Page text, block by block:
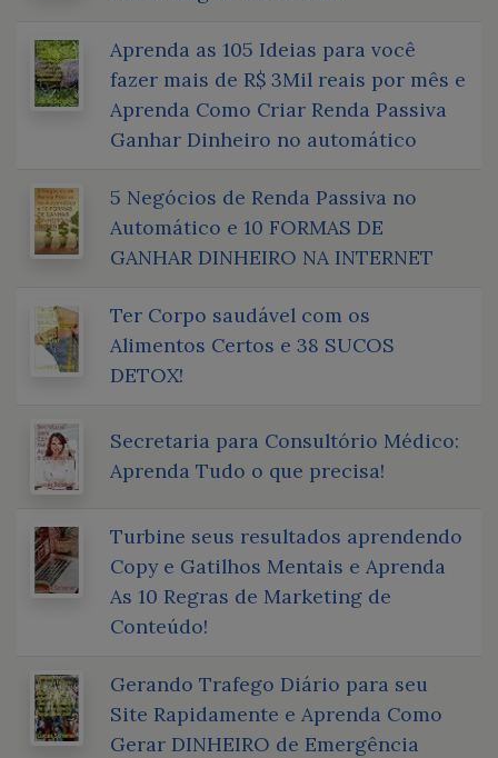
Aprenda as 105 Ideias para você
fazer mais de R$ 3Mil reais por mês e
Aprenda Como Criar Renda Passiva
Ganhar Dinheiro no automático
5 Negócios de Renda Passiva no
Automático e 10 FORMAS DE
GANHAR DINHEIRO NA INTERNET
Ter Corpo saudável com os
Alimentos Certos e 38 SUCOS
DETOX!
Secretaria para Consultório Médico:
Aprenda Tudo o que precisa!
Turbine seus resultados aprendendo
Copy e Gatilhos Mentais e Aprenda
As 10 Regras de Marketing de
Conteúdo!
Gerando Trafego Diário para seu
Site Rapidamente e Aprenda Como
Gerar DINHEIRO de Emergência